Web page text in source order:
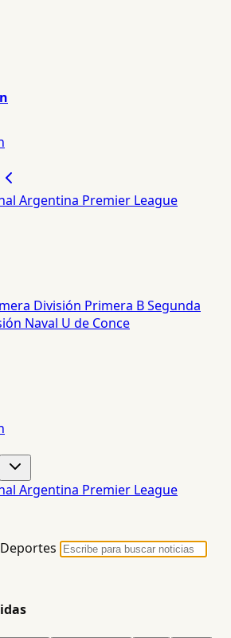
Argentina Premier League
División Primera BSegunda
Naval U de Conce
Argentina Premier League
Deportes